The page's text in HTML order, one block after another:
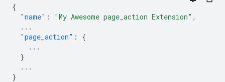
{
"name" : "My Awesome page_action Extension" ,
...
"page_action" :
{
...
}
...
}